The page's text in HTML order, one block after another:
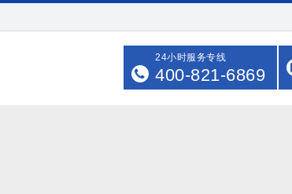
24小时服务专线
400-821-6869